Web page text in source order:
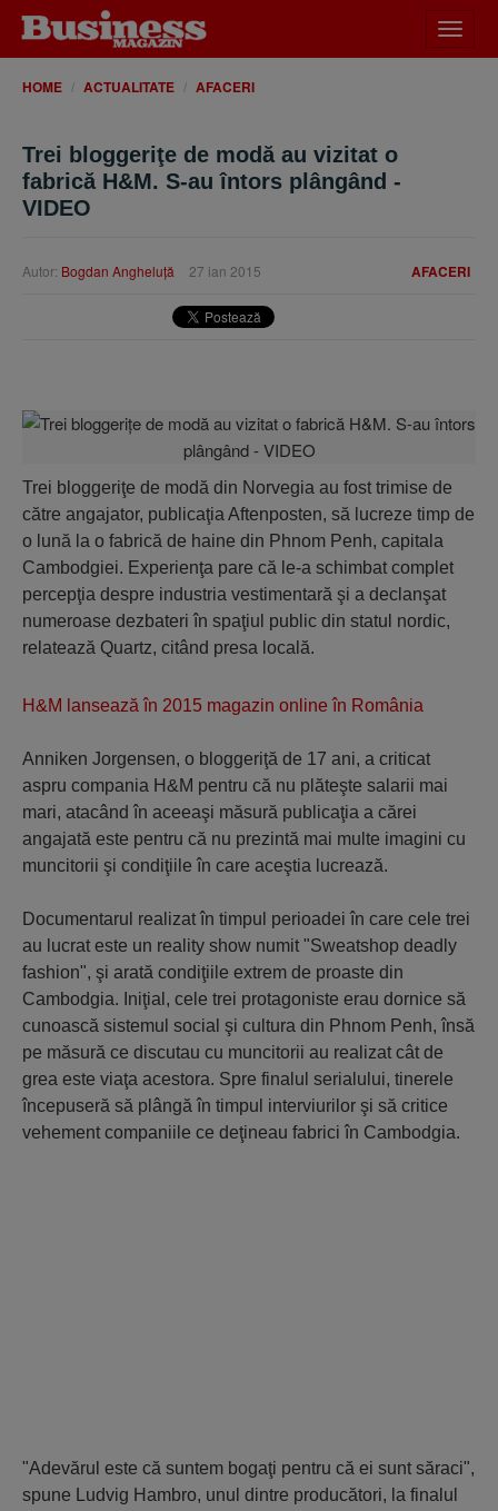
meniu
HOME ACTUALITATE AFACERI
Trei bloggeriţe de modă au vizitat o
fabrică H&M. S-au întors plângând -
VIDEO
AFACERI
Autor: Bogdan Angheluţă 27 ian 2015
Trei bloggeriţe de modă din Norvegia au fost trimise de
către angajator, publicaţia Aftenposten, să lucreze timp de
o lună la o fabrică de haine din Phnom Penh, capitala
Cambodgiei. Experienţa pare că le-a schimbat complet
percepţia despre industria vestimentară şi a declanşat
numeroase dezbateri în spaţiul public din statul nordic,
relatează Quartz, citând presa locală.
H&M lansează în 2015 magazin online în România
Anniken Jorgensen, o bloggeriţă de 17 ani, a criticat
aspru compania H&M pentru că nu plăteşte salarii mai
mari, atacând în aceeaşi măsură publicaţia a cărei
angajată este pentru că nu prezintă mai multe imagini cu
muncitorii şi condiţiile în care aceştia lucrează.
Documentarul realizat în timpul perioadei în care cele trei
au lucrat este un reality show numit "Sweatshop deadly
fashion", şi arată condiţiile extrem de proaste din
Cambodgia. Iniţial, cele trei protagoniste erau dornice să
cunoască sistemul social şi cultura din Phnom Penh, însă
pe măsură ce discutau cu muncitorii au realizat cât de
grea este viaţa acestora. Spre finalul serialului, tinerele
începuseră să plângă în timpul interviurilor şi să critice
vehement companiile ce deţineau fabrici în Cambodgia.
"Adevărul este că suntem bogaţi pentru că ei sunt săraci",
spune Ludvig Hambro, unul dintre producători, la finalul